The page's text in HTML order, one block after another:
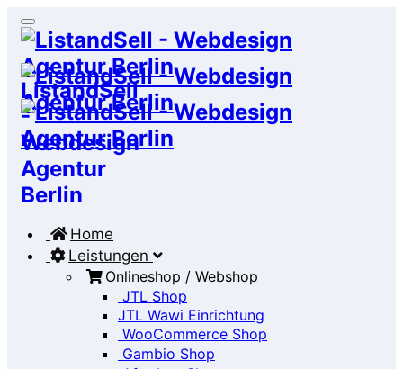
Home
Leistungen
Onlineshop / Webshop
JTL Shop
JTL Wawi Einrichtung
WooCommerce Shop
Gambio Shop